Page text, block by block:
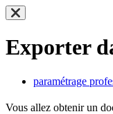
Exporter
paramétrage
Vous allez obtenir un